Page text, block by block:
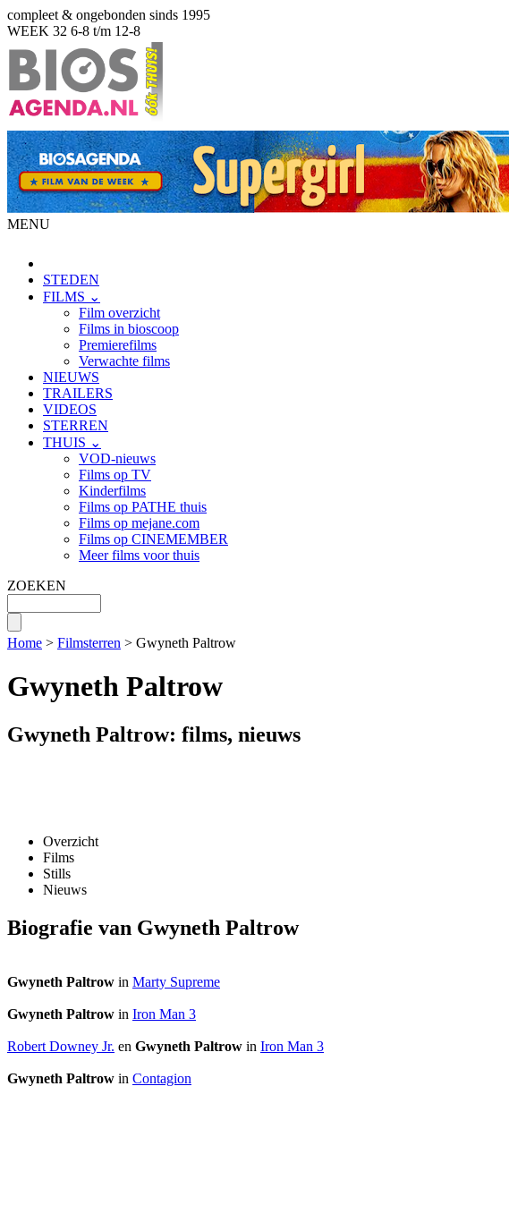
compleet & ongebonden sinds 1995
WEEK 32 6-8 t/m 12-8
MENU
STEDEN
FILMS ⌄
Film overzicht
Films in bioscoop
Premierefilms
Verwachte films
NIEUWS
TRAILERS
VIDEOS
STERREN
THUIS ⌄
VOD-nieuws
Films op TV
Kinderfilms
Films op PATHE thuis
Films op mejane.com
Films op CINEMEMBER
Meer films voor thuis
ZOEKEN
Home > Filmsterren > Gwyneth Paltrow
Gwyneth Paltrow
Gwyneth Paltrow: films, nieuws
Overzicht
Films
Stills
Nieuws
Biografie van Gwyneth Paltrow
Gwyneth Paltrow in Marty Supreme
Gwyneth Paltrow in Iron Man 3
Robert Downey Jr. en Gwyneth Paltrow in Iron Man 3
Gwyneth Paltrow in Contagion